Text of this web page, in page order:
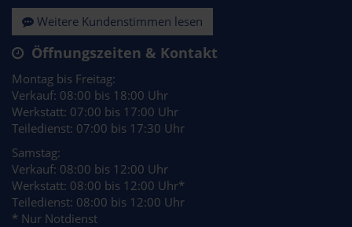
Weitere Kundenstimmen lesen
Öffnungszeiten & Kontakt
Montag bis Freitag:
Verkauf: 08:00 bis 18:00 Uhr
Werkstatt: 07:00 bis 17:00 Uhr
Teiledienst: 07:00 bis 17:30 Uhr
Samstag:
Verkauf: 08:00 bis 12:00 Uhr
Werkstatt: 08:00 bis 12:00 Uhr*
Teiledienst: 08:00 bis 12:00 Uhr
* Nur Notdienst